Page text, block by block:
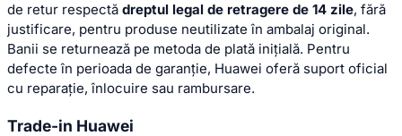
de retur respectă dreptul legal de retragere de 14 zile, fără
justificare, pentru produse neutilizate în ambalaj original.
Banii se returnează pe metoda de plată inițială. Pentru
defecte în perioada de garanție, Huawei oferă suport oficial
cu reparație, înlocuire sau rambursare.
Trade-in Huawei